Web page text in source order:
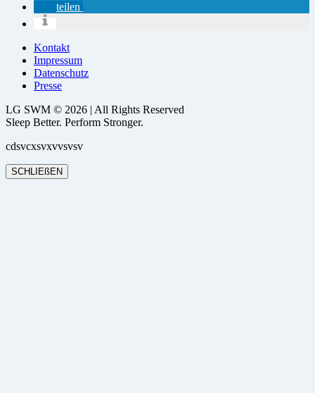
teilen
Kontakt
Impressum
Datenschutz
Presse
LG SWM © 2026 | All Rights Reserved
Sleep Better. Perform Stronger.
cdsvcxsvxvvsvsv
SCHLIEßEN